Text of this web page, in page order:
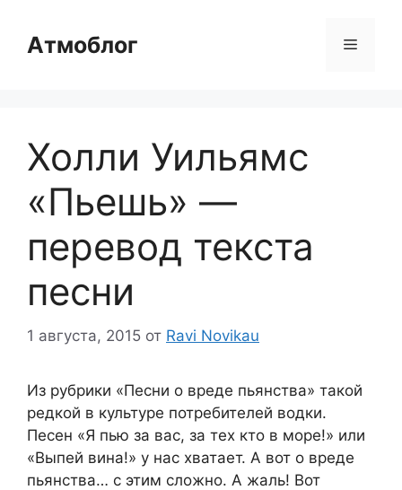
содержимому
Атмоблог Меню
Холли Уильямс
«Пьешь» —
перевод текста
песни
1 августа, 2015 от Ravi Novikau
Из рубрики «Песни о вреде пьянства» такой
редкой в культуре потребителей водки.
Песен «Я пью за вас, за тех кто в море!» или
«Выпей вина!» у нас хватает. А вот о вреде
пьянства… с этим сложно. А жаль! Вот